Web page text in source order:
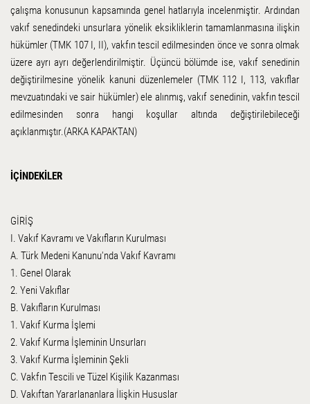
çalışma konusunun kapsamında genel hatlarıyla incelenmiştir. Ardından
vakıf senedindeki unsurlara yönelik eksikliklerin tamamlanmasına ilişkin
hükümler (TMK 107 I, II), vakfın tescil edilmesinden önce ve sonra olmak
üzere ayrı ayrı değerlendirilmiştir. Üçüncü bölümde ise, vakıf senedinin
değiştirilmesine yönelik kanuni düzenlemeler (TMK 112 I, 113, vakıflar
mevzuatındaki ve sair hükümler) ele alınmış, vakıf senedinin, vakfın tescil
edilmesinden sonra hangi koşullar altında değiştirilebileceği
açıklanmıştır.(ARKA KAPAKTAN)
İÇİNDEKİLER
GİRİŞ
I. Vakıf Kavramı ve Vakıfların Kurulması
A. Türk Medeni Kanunu'nda Vakıf Kavramı
1. Genel Olarak
2. Yeni Vakıflar
B. Vakıfların Kurulması
1. Vakıf Kurma İşlemi
2. Vakıf Kurma İşleminin Unsurları
3. Vakıf Kurma İşleminin Şekli
C. Vakfın Tescili ve Tüzel Kişilik Kazanması
D. Vakıftan Yararlananlara İlişkin Hususlar